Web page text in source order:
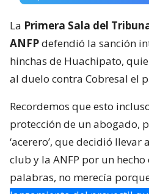
La Primera Sala del
ANFPdefendió la sanción
hinchas de Huachipato,
al duelo contra Cobresal el
Recordemos que esto
protección de un abogado,
‘acerero’, que decidió
club y la ANFP por un hecho
palabras, no merecía